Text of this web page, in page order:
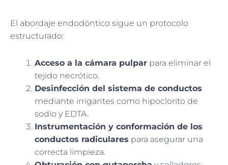
El abordaje endodóntico sigue un protocolo
estructurado:
Acceso a la cámara pulpar para eliminar el
tejido necrótico.
Desinfección del sistema de conductos
mediante irrigantes como hipoclorito de
sodio y EDTA.
Instrumentación y conformación de los
conductos radiculares para asegurar una
correcta limpieza.